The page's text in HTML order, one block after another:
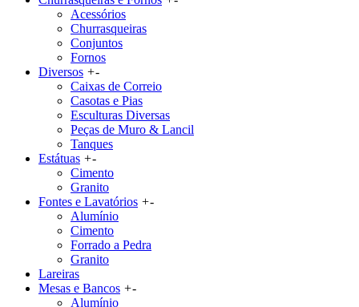
Acessórios
Churrasqueiras
Conjuntos
Fornos
Diversos +-
Caixas de Correio
Casotas e Pias
Esculturas Diversas
Peças de Muro & Lancil
Tanques
Estátuas +-
Cimento
Granito
Fontes e Lavatórios +-
Alumínio
Cimento
Forrado a Pedra
Granito
Lareiras
Mesas e Bancos +-
Alumínio